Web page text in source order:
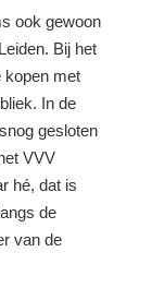
ook gewoon
Bij het
kopen met
In de
gesloten
VVV
hé, dat is
de
van de